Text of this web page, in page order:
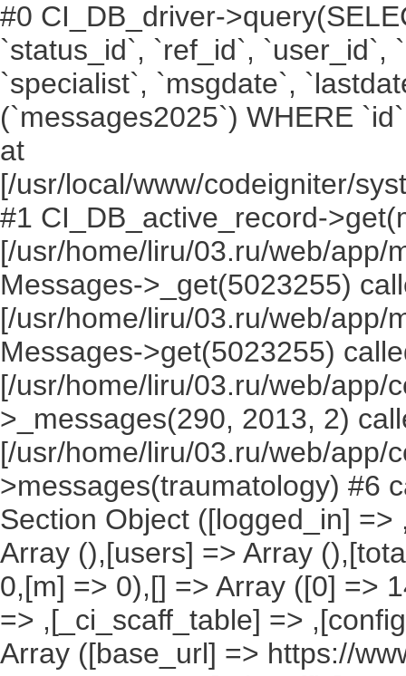
#0 CI_DB_driver-
`status_id`, `ref_id`, `user_id`,
`specialist`, `msgdate`,
(`messages2025`) WHERE
at
[/usr/local/www/codeigniter/
#1 CI_DB_active_record-
[/usr/home/liru/03.ru/web/app/
Messages->_get(5023255)
[/usr/home/liru/03.ru/web/app/
Messages->get(5023255)
[/usr/home/liru/03.ru/web/app/
>_messages(290, 2013, 2)
[/usr/home/liru/03.ru/web/app/
>messages(traumatology) #6
Section Object ([logged_in]
Array (),[users] => Array
0,[m] => 0),[] => Array ([0] =>
=> ,[_ci_scaff_table] =>
Array ([base_url] => https://